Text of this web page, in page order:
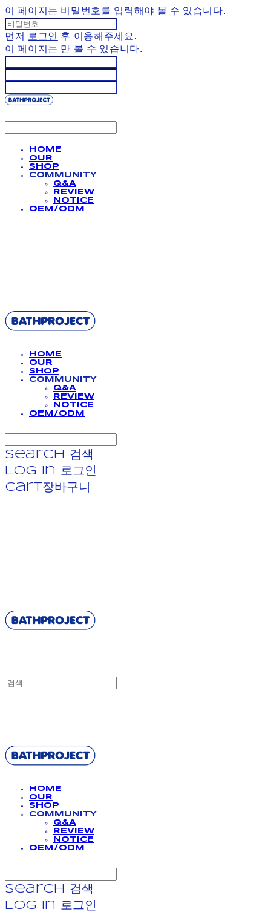
이 페이지는 비밀번호를 입력해야 볼 수 있습니다.
먼저 로그인 후 이용해주세요.
이 페이지는 만 볼 수 있습니다.
HOME
OUR
SHOP
COMMUNITY
Q&A
REVIEW
NOTICE
OEM/ODM
HOME
OUR
SHOP
COMMUNITY
Q&A
REVIEW
NOTICE
OEM/ODM
Search
검색
Log In
로그인
Cart장바구니
HOME
OUR
SHOP
COMMUNITY
Q&A
REVIEW
NOTICE
OEM/ODM
Search
검색
Log In
로그인